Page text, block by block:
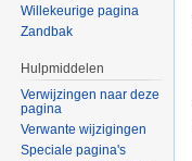
Willekeurige pagina
Zandbak
Hulpmiddelen
Verwijzingen naar deze
pagina
Verwante wijzigingen
Speciale pagina's